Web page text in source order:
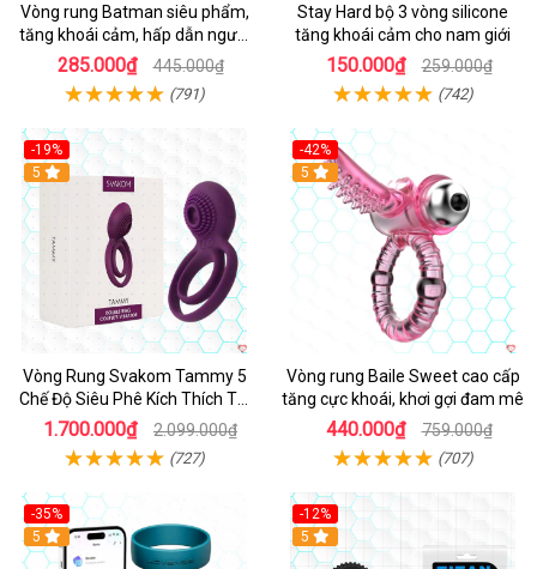
Vòng rung Batman siêu phẩm,
tăng khoái cảm, hấp dẫn người
dùng
285.000₫ 445.000₫
(791)
Stay Hard bộ 3 vòng silicone
tăng khoái cảm cho nam giới
150.000₫ 259.000₫
(742)
-19%
5
Vòng Rung Svakom Tammy 5
Chế Độ Siêu Phê Kích Thích Tối
Đa
1.700.000₫ 2.099.000₫
(727)
-42%
5
Vòng rung Baile Sweet cao cấp
tăng cực khoái, khơi gợi đam mê
440.000₫ 759.000₫
(707)
-35%
Hot
5
-12%
5